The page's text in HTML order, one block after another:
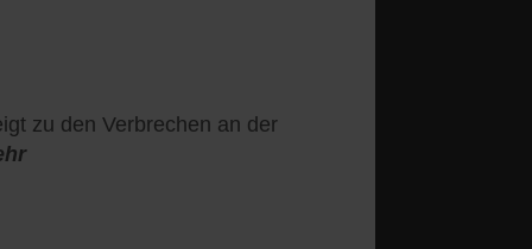
zu den Verbrechen an der